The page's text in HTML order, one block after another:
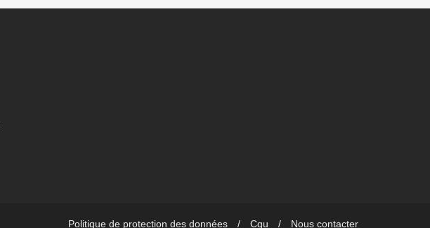
Politique de protection des données Cgu Nous contacter